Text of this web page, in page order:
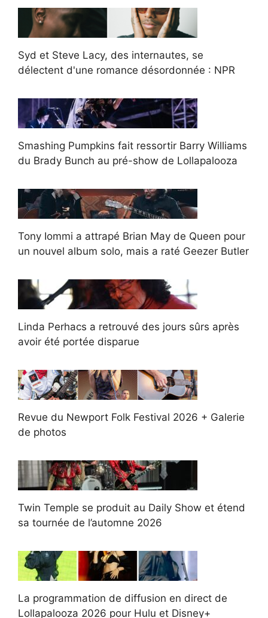
Syd et Steve Lacy, des internautes, se
délectent d'une romance désordonnée : NPR
Smashing Pumpkins fait ressortir Barry Williams
du Brady Bunch au pré-show de Lollapalooza
Tony Iommi a attrapé Brian May de Queen pour
un nouvel album solo, mais a raté Geezer Butler
Linda Perhacs a retrouvé des jours sûrs après
avoir été portée disparue
Revue du Newport Folk Festival 2026 + Galerie
de photos
Twin Temple se produit au Daily Show et étend
sa tournée de l’automne 2026
La programmation de diffusion en direct de
Lollapalooza 2026 pour Hulu et Disney+